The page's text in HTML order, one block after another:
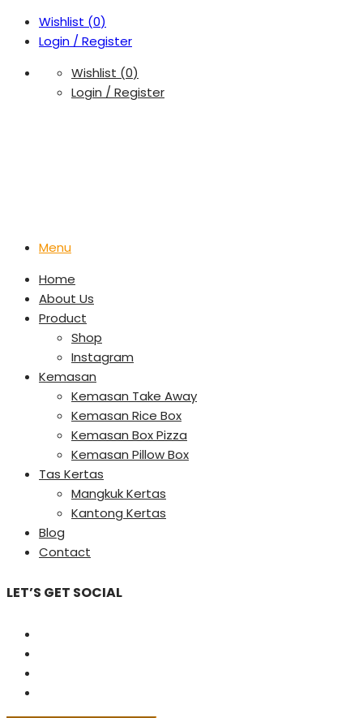
Wishlist (0)
Login / Register
Wishlist (0)
Login / Register
Menu
Home
About Us
Product
Shop
Instagram
Kemasan
Kemasan Take Away
Kemasan Rice Box
Kemasan Box Pizza
Kemasan Pillow Box
Tas Kertas
Mangkuk Kertas
Kantong Kertas
Blog
Contact
LET’S GET SOCIAL